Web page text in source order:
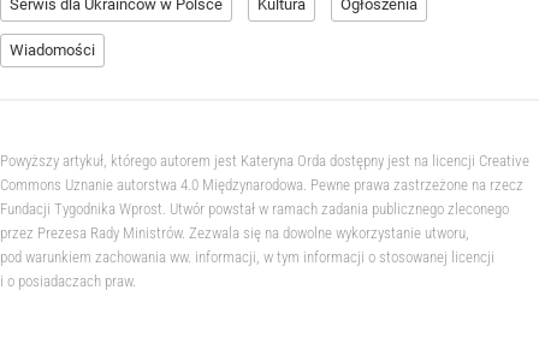
Serwis dla Ukraińców w Polsce Kultura Ogłoszenia
Wiadomości
Powyższy artykuł, którego autorem jest Kateryna Orda dostępny jest na licencji Creative
Commons Uznanie autorstwa 4.0 Międzynarodowa. Pewne prawa zastrzeżone na rzecz
Fundacji Tygodnika Wprost. Utwór powstał w ramach zadania publicznego zleconego
przez Prezesa Rady Ministrów. Zezwala się na dowolne wykorzystanie utworu,
pod warunkiem zachowania ww. informacji, w tym informacji o stosowanej licencji
i o posiadaczach praw.